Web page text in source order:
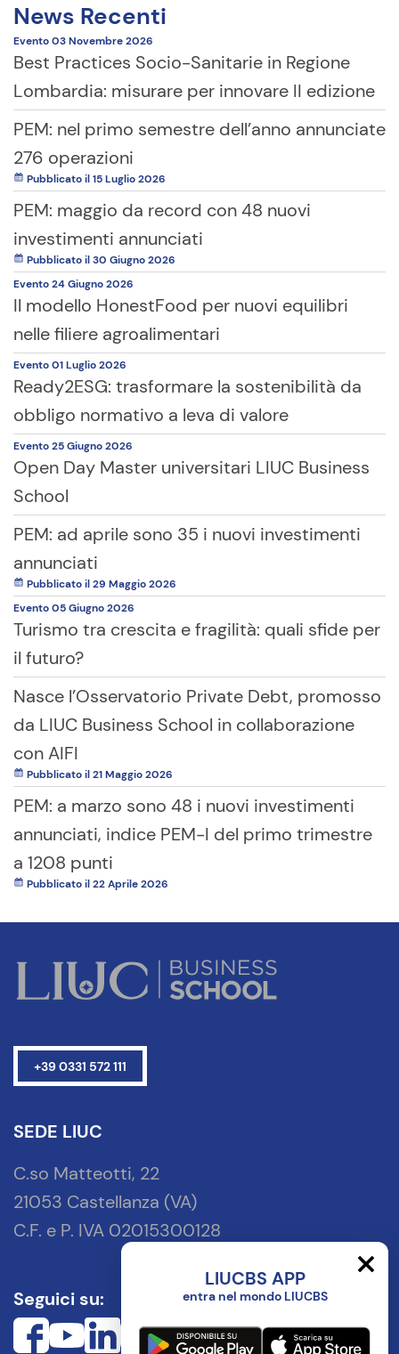
News Recenti
Evento03 Novembre2026
Best Practices Socio-Sanitarie in Regione
Lombardia: misurare per innovare II edizione
PEM: nel primo semestre dell’anno annunciate
276 operazioni
Pubblicato il 15 Luglio 2026
PEM: maggio da record con 48 nuovi
investimenti annunciati
Pubblicato il 30 Giugno 2026
Evento24 Giugno2026
Il modello HonestFood per nuovi equilibri
nelle filiere agroalimentari
Evento01 Luglio2026
Ready2ESG: trasformare la sostenibilità da
obbligo normativo a leva di valore
Evento25 Giugno2026
Open Day Master universitari LIUC Business
School
PEM: ad aprile sono 35 i nuovi investimenti
annunciati
Pubblicato il 29 Maggio 2026
Evento05 Giugno2026
Turismo tra crescita e fragilità: quali sfide per
il futuro?
Nasce l’Osservatorio Private Debt, promosso
da LIUC Business School in collaborazione
con AIFI
Pubblicato il 21 Maggio 2026
PEM: a marzo sono 48 i nuovi investimenti
annunciati, indice PEM-I del primo trimestre
a 1208 punti
Pubblicato il 22 Aprile 2026
+39 0331 572 111
SEDE LIUC
C.so Matteotti, 22
21053 Castellanza (VA)
C.F. e P. IVA 02015300128
Seguici su:
LIUCBS APP
entra nel mondo LIUCBS